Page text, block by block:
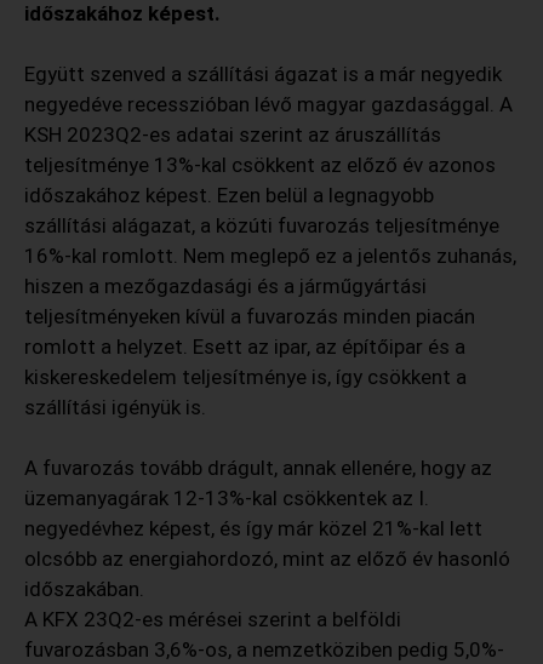
időszakához képest.
Együtt szenved a szállítási ágazat is a már negyedik
negyedéve recesszióban lévő magyar gazdasággal. A
KSH 2023Q2-es adatai szerint az áruszállítás
teljesítménye 13%-kal csökkent az előző év azonos
időszakához képest. Ezen belül a legnagyobb
szállítási alágazat, a közúti fuvarozás teljesítménye
16%-kal romlott. Nem meglepő ez a jelentős zuhanás,
hiszen a mezőgazdasági és a járműgyártási
teljesítményeken kívül a fuvarozás minden piacán
romlott a helyzet. Esett az ipar, az építőipar és a
kiskereskedelem teljesítménye is, így csökkent a
szállítási igényük is.
A fuvarozás tovább drágult, annak ellenére, hogy az
üzemanyagárak 12-13%-kal csökkentek az I.
negyedévhez képest, és így már közel 21%-kal lett
olcsóbb az energiahordozó, mint az előző év hasonló
időszakában.
A KFX 23Q2-es mérései szerint a belföldi
fuvarozásban 3,6%-os, a nemzetköziben pedig 5,0%-